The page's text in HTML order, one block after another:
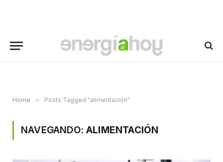
Home » Posts Tagged "alimentación"
NAVEGANDO:ALIMENTACIÓN